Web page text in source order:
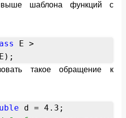
выше шаблона функций с
E >
такое обращение к
d = 4.3;